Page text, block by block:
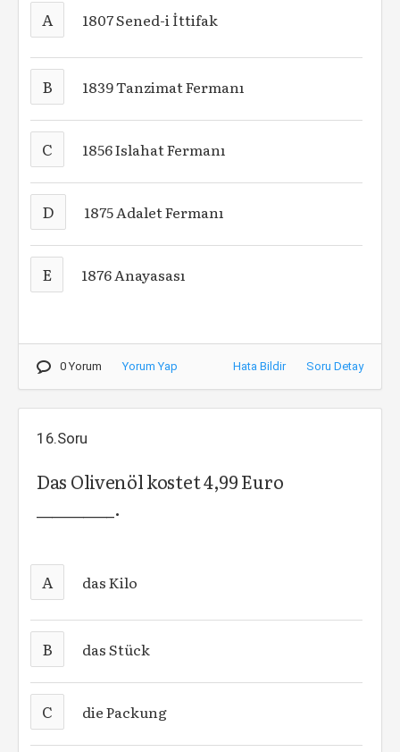
A 1807 Sened-i İttifak
B 1839 Tanzimat Fermanı
C 1856 Islahat Fermanı
D 1875 Adalet Fermanı
E 1876 Anayasası
0 Yorum Yorum Yap Hata Bildir Soru Detay
16.Soru
Das Olivenöl kostet 4,99 Euro
__________.
A das Kilo
B das Stück
C die Packung